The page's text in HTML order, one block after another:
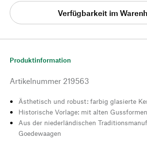
Verfügbarkeit im
Produktinformation
Artikelnummer 219563
Ästhetisch und robust: farbig glasierte
Historische Vorlage: mit alten
Aus der niederländischen
Goedewaagen